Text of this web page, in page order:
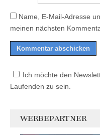
Name, E-Mail-Adresse
meinen nächsten
Ich möchte den
Laufenden zu sein.
WERBEPARTNER